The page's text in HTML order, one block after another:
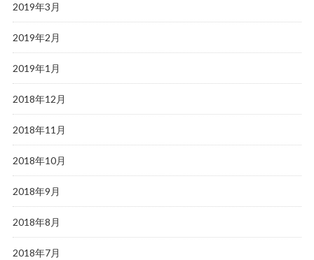
2019年3月
2019年2月
2019年1月
2018年12月
2018年11月
2018年10月
2018年9月
2018年8月
2018年7月